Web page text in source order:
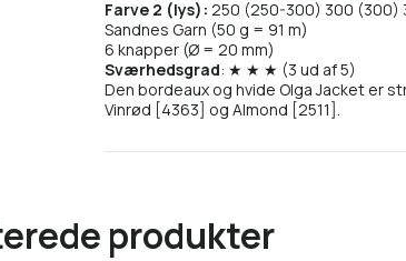
Farve 2 (lys): 250 (250-300) 300 (300)
Sandnes Garn (50 g = 91 m)
6 knapper (Ø = 20 mm)
Sværhedsgrad: ★ ★ ★ (3 ud af 5)
Den bordeaux og hvide Olga Jacket er
Vinrød [4363] og Almond [2511].
produkter